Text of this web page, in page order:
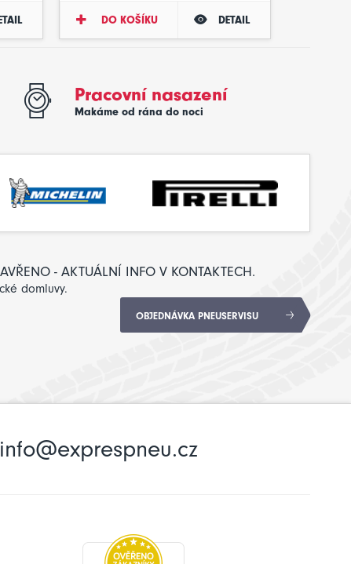
DO KOŠÍKU DETAIL
Pracovní nasazení
Makáme od rána do noci
- AKTUÁLNÍ INFO V KONTAKTECH.
domluvy.
OBJEDNÁVKA PNEUSERVISU
info@exprespneu.cz